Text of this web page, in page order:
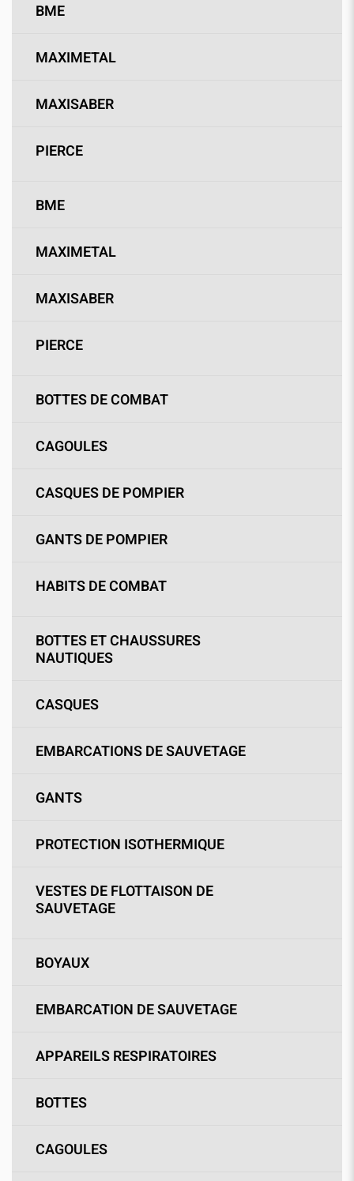
BME
MAXIMETAL
MAXISABER
PIERCE
BME
MAXIMETAL
MAXISABER
PIERCE
BOTTES DE COMBAT
CAGOULES
CASQUES DE POMPIER
GANTS DE POMPIER
HABITS DE COMBAT
BOTTES ET CHAUSSURES
NAUTIQUES
CASQUES
EMBARCATIONS DE SAUVETAGE
GANTS
PROTECTION ISOTHERMIQUE
VESTES DE FLOTTAISON DE
SAUVETAGE
BOYAUX
EMBARCATION DE SAUVETAGE
APPAREILS RESPIRATOIRES
BOTTES
CAGOULES